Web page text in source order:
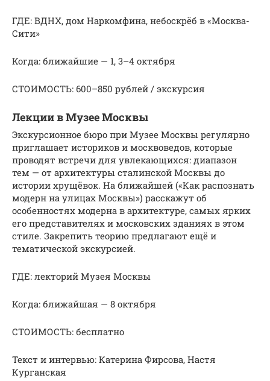
ГДЕ: ВДНХ, дом Наркомфина, небоскрёб в «Москва-
Сити»
Когда: ближайшие — 1, 3–4 октября
СТОИМОСТЬ: 600–850 рублей / экскурсия
Лекции в Музее Москвы
Экскурсионное бюро при Музее Москвы регулярно
приглашает историков и москвоведов, которые
проводят встречи для увлекающихся: диапазон
тем — от архитектуры сталинской Москвы до
истории хрущёвок. На ближайшей («Как распознать
модерн на улицах Москвы») расскажут об
особенностях модерна в архитектуре, самых ярких
его представителях и московских зданиях в этом
стиле. Закрепить теорию предлагают ещё и
тематической экскурсией.
ГДЕ: лекторий Музея Москвы
Когда: ближайшая — 8 октября
СТОИМОСТЬ: бесплатно
Текст и интервью: Катерина Фирсова, Настя
Курганская